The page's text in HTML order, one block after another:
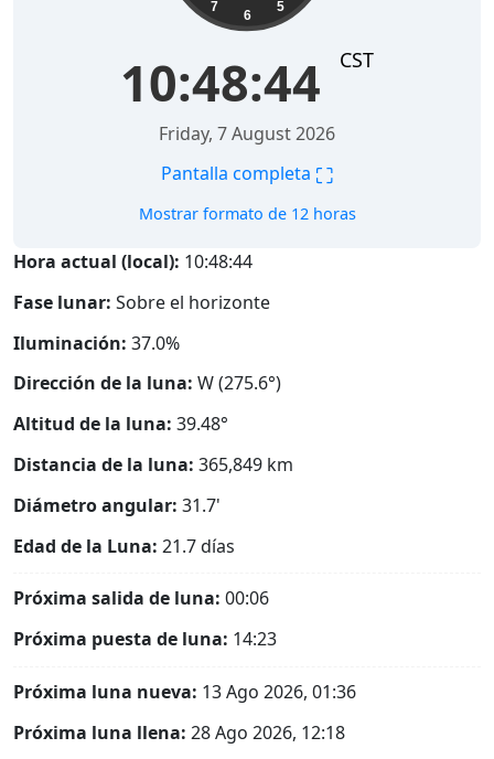
5
6
7
10:48:45 CST
Friday, 7 August 2026
Pantalla completa ⛶
Mostrar formato de 12 horas
Hora actual (local): 10:48:45
Fase lunar: Sobre el horizonte
Iluminación: 37.0%
Dirección de la luna: W (275.6°)
Altitud de la luna: 39.48°
Distancia de la luna: 365,849 km
Diámetro angular: 31.7'
Edad de la Luna: 21.7 días
Próxima salida de luna: 00:06
Próxima puesta de luna: 14:23
Próxima luna nueva: 13 Ago 2026, 01:36
Próxima luna llena: 28 Ago 2026, 12:18